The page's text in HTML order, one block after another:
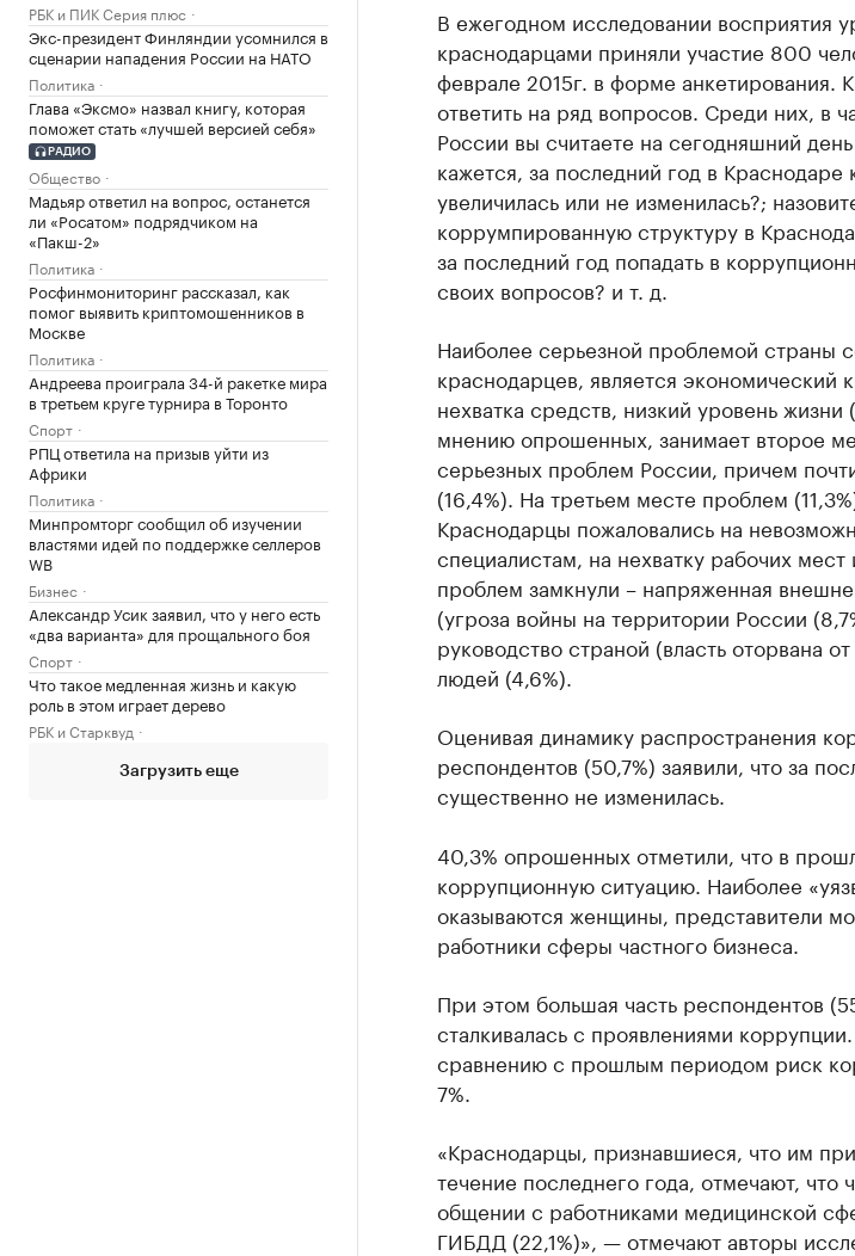
РБК и ПИК Серия плюс
Экс-президент Финляндии усомнился в
сценарии нападения России на НАТО
Политика
Глава «Эксмо» назвал книгу, которая
поможет стать «лучшей версией себя»
РАДИО
Общество
Мадьяр ответил на вопрос, останется
ли «Росатом» подрядчиком на
«Пакш-2»
Политика
Росфинмониторинг рассказал, как
помог выявить криптомошенников в
Москве
Политика
Андреева проиграла 34-й ракетке мира
в третьем круге турнира в Торонто
Спорт
РПЦ ответила на призыв уйти из
Африки
Политика
Минпромторг сообщил об изучении
властями идей по поддержке селлеров
WB
Бизнес
Александр Усик заявил, что у него есть
«два варианта» для прощального боя
Спорт
Что такое медленная жизнь и какую
роль в этом играет дерево
РБК и Старквуд
Загрузить еще
В ежегодном исследовании восприятия
краснодарцами приняли участие 800
феврале 2015г. в форме анкетирования.
ответить на ряд вопросов. Среди них, в
России вы считаете на сегодняшний
кажется, за последний год в Краснодаре
увеличилась или не изменилась?;
коррумпированную структуру в
за последний год попадать в
своих вопросов? и т. д.
Наиболее серьезной проблемой страны
краснодарцев, является экономический
нехватка средств, низкий уровень
мнению опрошенных, занимает второе
серьезных проблем России, причем
(16,4%). На третьем месте проблем
Краснодарцы пожаловались на
специалистам, на нехватку рабочих
проблем замкнули – напряженная
(угроза войны на территории России
руководство страной (власть оторвана
людей (4,6%).
Оценивая динамику распространения
респондентов (50,7%) заявили, что за
существенно не изменилась.
40,3% опрошенных отметили, что в
коррупционную ситуацию. Наиболее
оказываются женщины, представители
работники сферы частного бизнеса.
При этом большая часть респондентов
сталкивалась с проявлениями
сравнению с прошлым периодом риск
7%.
«Краснодарцы, признавшиеся, что им
течение последнего года, отмечают, что
общении с работниками медицинской
ГИБДД (22,1%)», — отмечают авторы